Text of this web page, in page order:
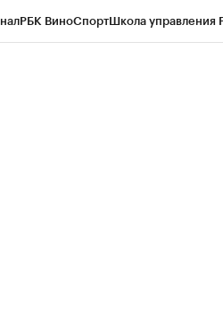
РБК ВиноСпортШкола управления